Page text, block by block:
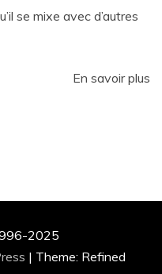
se mixe avec d’autres
En savoir plus
2025
| Theme: Refined